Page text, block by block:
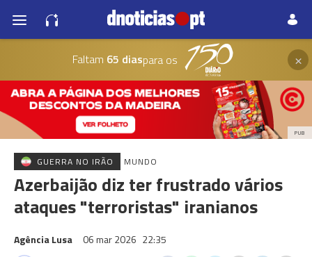
Faltam 65 diaspara os ×
PUB
GUERRA NO IRÃO MUNDO
Azerbaijão diz ter frustrado vários
ataques "terroristas" iranianos
Agência Lusa 06 mar 2026 22:35